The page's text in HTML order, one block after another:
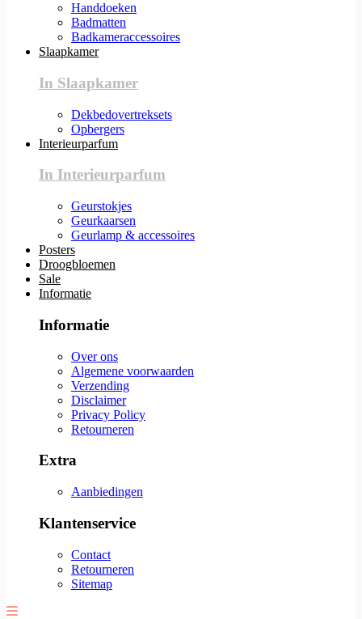
Handdoeken
Badmatten
Badkameraccessoires
Slaapkamer
In Slaapkamer
Dekbedovertreksets
Opbergers
Interieurparfum
In Interieurparfum
Geurstokjes
Geurkaarsen
Geurlamp & accessoires
Posters
Droogbloemen
Sale
Informatie
Informatie
Over ons
Algemene voorwaarden
Verzending
Disclaimer
Privacy Policy
Retourneren
Extra
Aanbiedingen
Klantenservice
Contact
Retourneren
Sitemap